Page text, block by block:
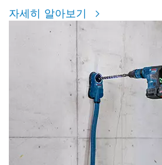
자세히 알아보기